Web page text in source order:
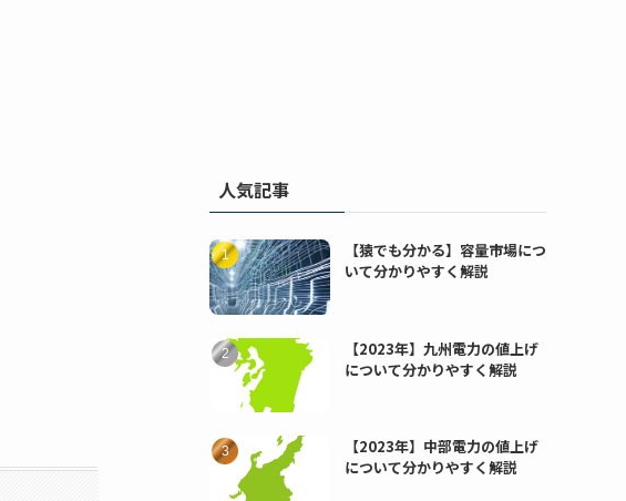
人気記事
【猿でも分かる】容量市場につ
いて分かりやすく解説
【2023年】九州電力の値上げ
について分かりやすく解説
【2023年】中部電力の値上げ
について分かりやすく解説